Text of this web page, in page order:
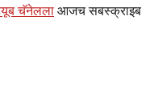
चॅनेलला आजच सबस्क्राइब